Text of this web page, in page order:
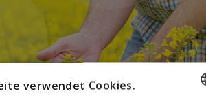
verwendet Cookies.